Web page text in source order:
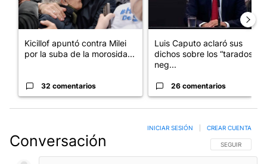
Kicillof apuntó contra Milei
por la suba de la morosida...
32 comentarios
Luis Caputo aclaró sus
dichos sobre los “tarados” y
neg...
26 comentarios
Conversación SIGA ESTA
SEGUIR
INICIAR SESIÓN CREAR CUENTA